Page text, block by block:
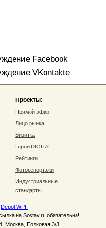
Facebook
VKontakte
Проекты:
Прямой эфир
Лицо рынка
Визитка
Герои DIGITAL
Рейтинги
Фоторепортажи
Индустриальные
стандарты
Depot WPF
на Sostav.ru обязательна!
Москва, Полковая 3/3